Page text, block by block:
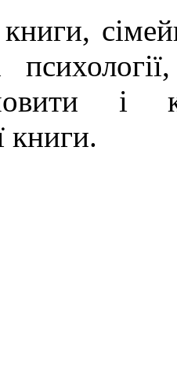
і
книги.